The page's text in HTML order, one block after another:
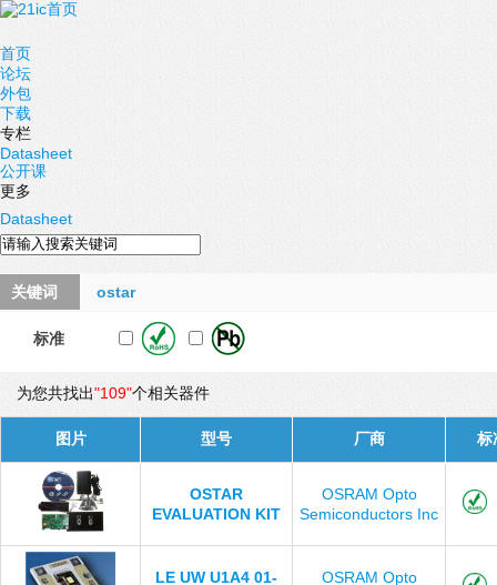
首页
论坛
外包
下载
专栏
Datasheet
公开课
更多
Datasheet
关键词 ostar
标准
为您共找出"109"个相关器件
图片 型号 厂商 标
OSTAR
EVALUATION KIT
OSRAM Opto
Semiconductors Inc
LE UW U1A4 01-
OSRAM Opto